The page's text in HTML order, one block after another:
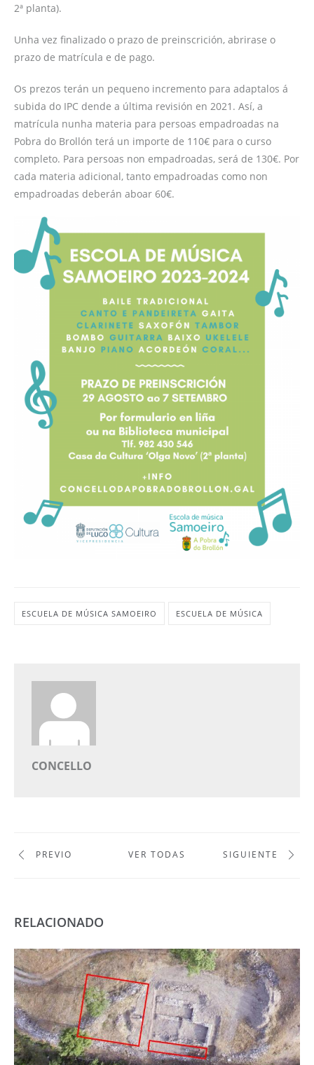
2ª planta).
Unha vez finalizado o prazo de preinscrición, abrirase o
prazo de matrícula e de pago.
Os prezos terán un pequeno incremento para adaptalos á
subida do IPC dende a última revisión en 2021. Así, a
matrícula nunha materia para persoas empadroadas na
Pobra do Brollón terá un importe de 110€ para o curso
completo. Para persoas non empadroadas, será de 130€. Por
cada materia adicional, tanto empadroadas como non
empadroadas deberán aboar 60€.
ESCUELA DE MÚSICA SAMOEIRO ESCUELA DE MÚSICA
CONCELLO
PREVIO VER TODAS SIGUIENTE
RELACIONADO